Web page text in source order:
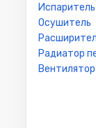
Испаритель
Осушитель
Радиатор